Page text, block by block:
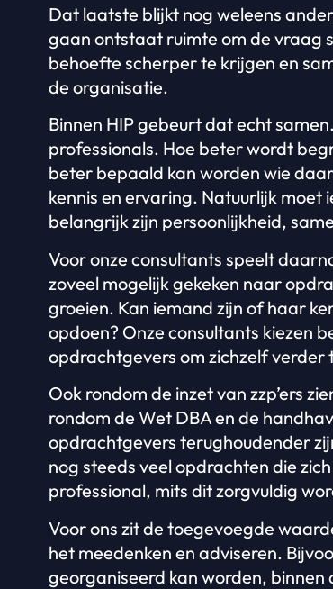
Dat laatste blijkt nog weleens
gaan ontstaat ruimte om de vraag
behoefte scherper te krijgen en
de organisatie.
Binnen HIP gebeurt dat echt
professionals. Hoe beter wordt
beter bepaald kan worden wie
kennis en ervaring. Natuurlijk moet
belangrijk zijn persoonlijkheid,
Voor onze consultants speelt
zoveel mogelijk gekeken naar
groeien. Kan iemand zijn of haar
opdoen? Onze consultants kiezen
opdrachtgevers om zichzelf verder
Ook rondom de inzet van zzp’ers
rondom de Wet DBA en de
opdrachtgevers terughoudender
nog steeds veel opdrachten die
professional, mits dit zorgvuldig
Voor ons zit de toegevoegde
het meedenken en adviseren.
georganiseerd kan worden, binnen